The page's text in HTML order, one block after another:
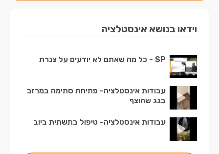
וידאו בנושא אינסטלציה
SP - כל מה שאתם לא יודעים על צנרת
עבודות אינסטלציה- פתיחת סתימה במרזב
בגג שהוצף
עבודות אינסטלציה- טיפול בתשתית ביוב